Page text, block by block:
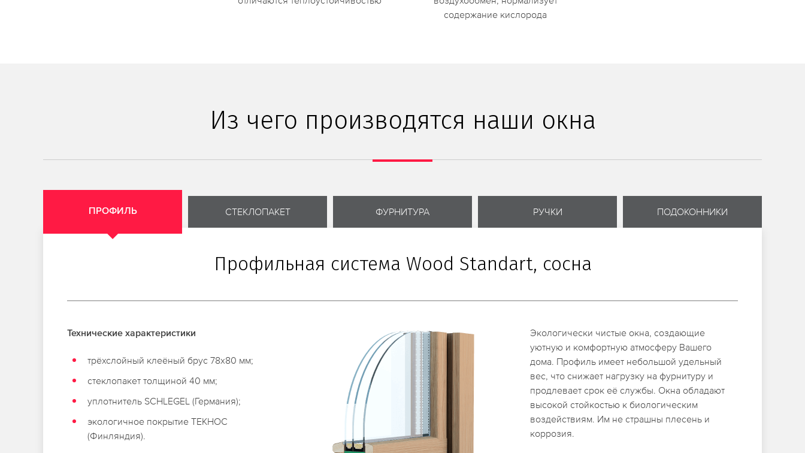
содержание кислорода
Из чего производятся наши окна
ПРОФИЛЬ СТЕКЛОПАКЕТ ФУРНИТУРА РУЧКИ ПОДОКОННИКИ
Профильная система Wood Standart, сосна
Технические характеристики
трёхслойный клеёный брус 78х80 мм;
стеклопакет толщиной 40 мм;
уплотнитель SCHLEGEL (Германия);
экологичное покрытие ТЕКНОС
(Финляндия).
Экологически чистые окна, создающие
уютную и комфортную атмосферу Вашего
дома. Профиль имеет небольшой удельный
вес, что снижает нагрузку на фурнитуру и
продлевает срок её службы. Окна обладают
высокой стойкостью к биологическим
воздействиям. Им не страшны плесень и
коррозия.